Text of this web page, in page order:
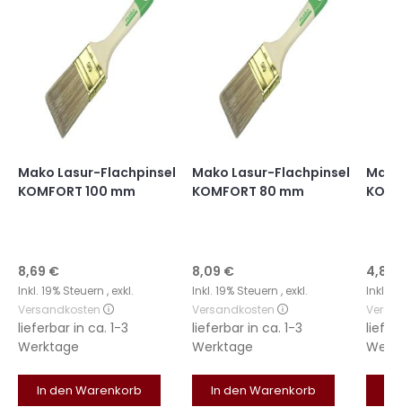
Mako Lasur-Flachpinsel
KOMFORT 100 mm
8,69 €
Inkl. 19% Steuern , exkl.
Versandkosten
lieferbar in ca. 1-3
Werktage
In den Warenkorb
Mako Lasur-Flachpinsel
KOMFORT 80 mm
8,09 €
Inkl. 19% Steuern , exkl.
Versandkosten
lieferbar in ca. 1-3
Werktage
In den Warenkorb
4,89
Inkl.